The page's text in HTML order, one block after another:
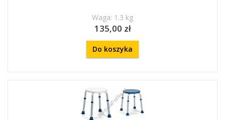
Waga: 1.3 kg
135,00 zł
Do koszyka